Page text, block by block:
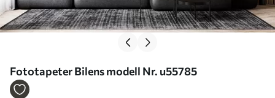
Fototapeter Bilens modell Nr. u55785